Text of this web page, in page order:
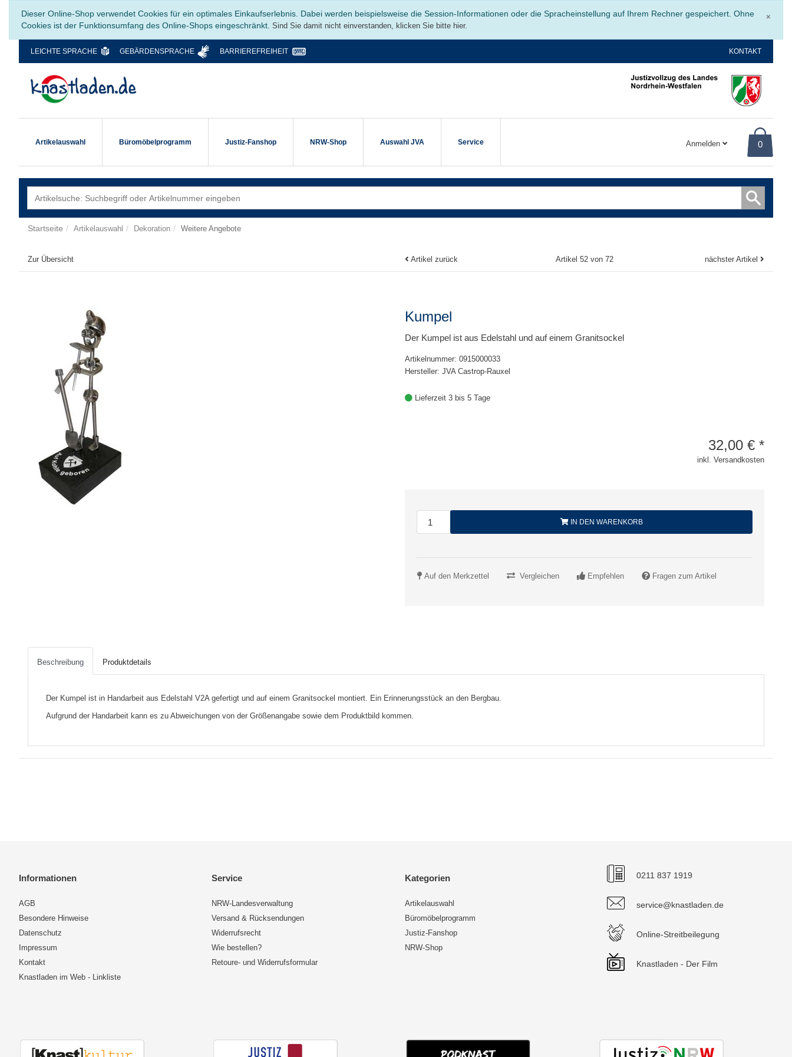
×
Dieser Online-Shop verwendet Cookies für ein optimales Einkaufserlebnis. Dabei werden beispielsweise die Session-Informationen oder die Spracheinstellung auf Ihrem Rechner gespeichert. Ohne
Cookies ist der Funktionsumfang des Online-Shops eingeschränkt. Sind Sie damit nicht einverstanden, klicken Sie bitte hier.
LEICHTE SPRACHE GEBÄRDENSPRACHE BARRIEREFREIHEIT KONTAKT
Artikelauswahl Büromöbelprogramm Justiz-Fanshop NRW-Shop Auswahl JVA Service Anmelden 0
Startseite Artikelauswahl Dekoration Weitere Angebote
Zur Übersicht Artikel zurück Artikel 52 von 72 nächster Artikel
Kumpel
Der Kumpel ist aus Edelstahl und auf einem Granitsockel
Artikelnummer: 0915000033
Hersteller: JVA Castrop-Rauxel
Lieferzeit 3 bis 5 Tage
32,00 € *
inkl. Versandkosten
IN DEN WARENKORB
Auf den Merkzettel Vergleichen Empfehlen Fragen zum Artikel
Beschreibung Produktdetails
Der Kumpel ist in Handarbeit aus Edelstahl V2A gefertigt und auf einem Granitsockel montiert. Ein Erinnerungsstück an den Bergbau.
Aufgrund der Handarbeit kann es zu Abweichungen von der Größenangabe sowie dem Produktbild kommen.
Informationen
AGB
Besondere Hinweise
Datenschutz
Impressum
Kontakt
Knastladen im Web - Linkliste
Service
NRW-Landesverwaltung
Versand & Rücksendungen
Widerrufsrecht
Wie bestellen?
Retoure- und Widerrufsformular
Kategorien
Artikelauswahl
Büromöbelprogramm
Justiz-Fanshop
NRW-Shop
0211 837 1919
service@knastladen.de
Online-Streitbeilegung
Knastladen - Der Film